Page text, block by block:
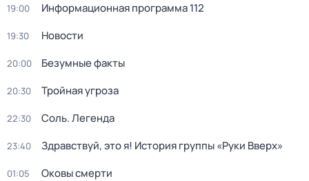
19:00 Информационная программа 112
19:30 Новости
20:00 Бeзумные фaкты
20:30 Тройная угроза
22:30 Соль. Легенда
23:40 Здравствуй, это я! История группы «Руки Вверх»
01:05 Оковы смерти